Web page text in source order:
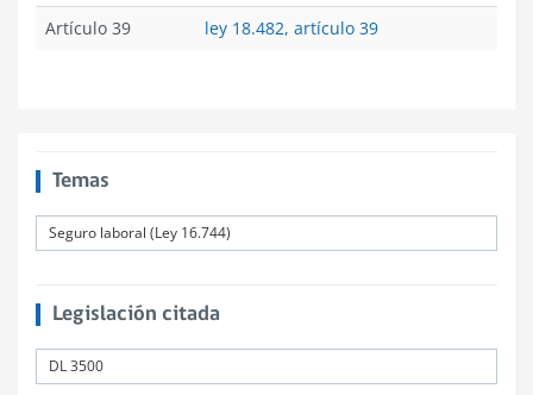
Artículo 39
ley 18.482, artículo 39
Temas
Seguro laboral (Ley 16.744)
Legislación citada
DL 3500